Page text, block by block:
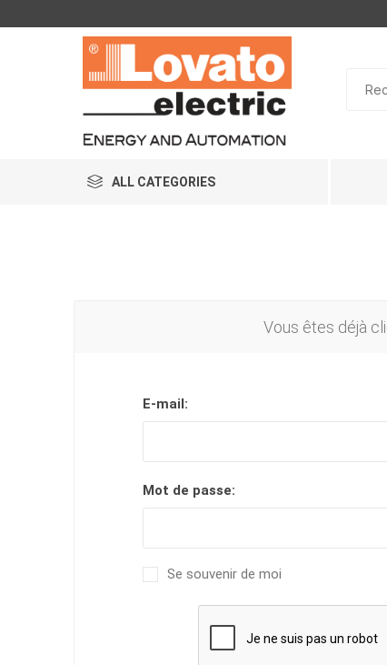
ALL CATEGORIES
Vous êtes déjà
E-mail:
Mot de passe:
Se souvenir de moi